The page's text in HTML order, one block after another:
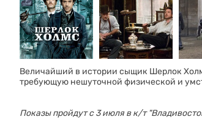
Величайший в истории сыщик Шерлок
требующую нешуточной физической и
Показы пройдут с 3 июля в к/т